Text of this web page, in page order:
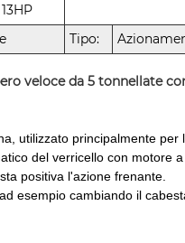
Tipo:
veloce da 5 tonnellate
utilizzato principalmente
del verricello con motore
positiva l'azione frenante.
esempio cambiando il